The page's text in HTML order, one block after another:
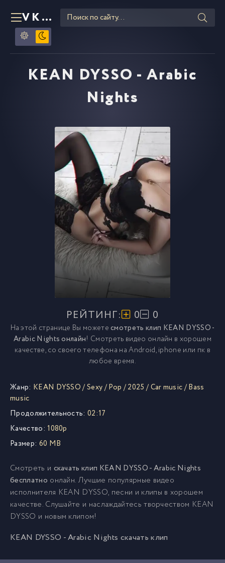
VKLIPE RU
KEAN DYSSO - Arabic
Nights
РЕЙТИНГ: 0 0
На этой странице Вы можетесмотреть клип KEAN DYSSO -
Arabic Nights онлайн! Смотреть видео онлайн в хорошем
качестве, со своего телефона на Android, iphone или пк в
любое время.
Жанр: KEAN DYSSO/Sexy/Pop /2025 /Car music/Bass
music
Продолжительность: 02:17
Качество: 1080p
Размер: 60 MB
Смотреть и скачать клип KEAN DYSSO - Arabic Nights
бесплатно онлайн. Лучшие популярные видео
исполнителя KEAN DYSSO, песни и клипы в хорошем
качестве. Слушайте и наслаждайтесь творчеством KEAN
DYSSO и новым клипом!
KEAN DYSSO - Arabic Nights скачать клип